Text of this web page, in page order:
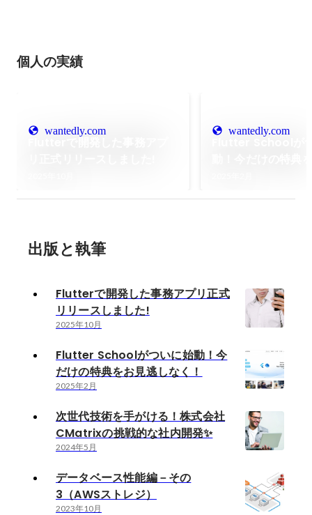
個人の実績
wantedly.com wantedly.com
出版と執筆
Flutterで開発した事務アプリ正式
リリースしました!
2025年10月
Flutter Schoolがついに始動！今
だけの特典をお見逃しなく！
2025年2月
次世代技術を手がける！株式会社
CMatrixの挑戦的な社内開発✨
2024年5月
データベース性能編－その
3（AWSストレジ）
2023年10月